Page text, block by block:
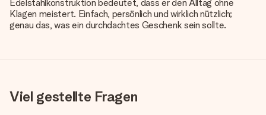
Edelstahlkonstruktion bedeutet, dass er den Alltag ohne
Klagen meistert. Einfach, persönlich und wirklich nützlich;
genau das, was ein durchdachtes Geschenk sein sollte.
Viel gestellte Fragen